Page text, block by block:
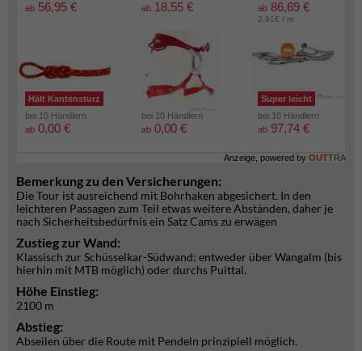
ab 56,95 €
ab 18,55 €
ab 86,69 €
2.91€ / m
Hält Kantensturz
bei 10 Händlern
ab 0,00 €
bei 10 Händlern
ab 0,00 €
Super leicht
bei 10 Händlern
ab 97,74 €
Anzeige, powered by OUTTRA
Bemerkung zu den Versicherungen:
Die Tour ist ausreichend mit Bohrhaken abgesichert. In den
leichteren Passagen zum Teil etwas weitere Abständen, daher je
nach Sicherheitsbedürfnis ein Satz Cams zu erwägen
Zustieg zur Wand:
Klassisch zur Schüsselkar-Südwand: entweder über Wangalm (bis
hierhin mit MTB möglich) oder durchs Puittal.
Höhe Einstieg:
2100 m
Abstieg:
Abseilen über die Route mit Pendeln prinzipiell möglich.